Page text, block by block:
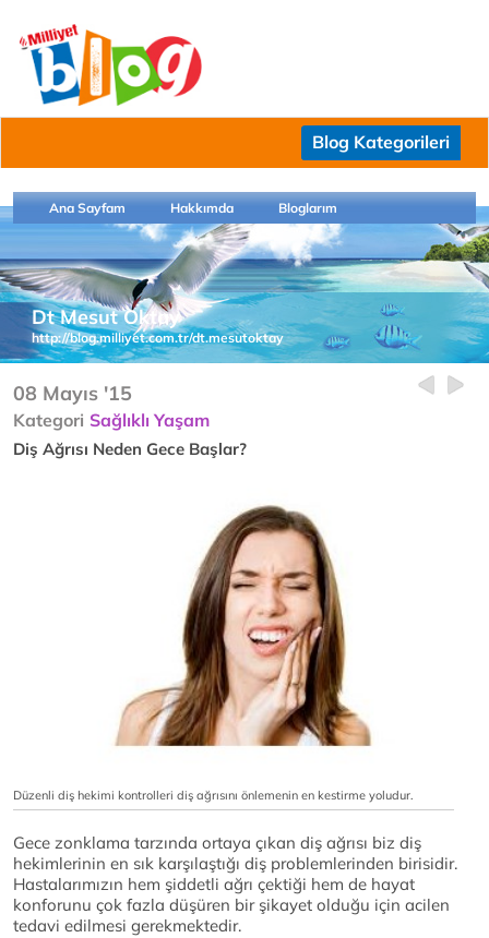
Blog Kategorileri
Ana Sayfam Hakkımda Bloglarım
Dt Mesut Oktay
http://blog.milliyet.com.tr/dt.mesutoktay
08 Mayıs '15
Kategori Sağlıklı Yaşam
Diş Ağrısı Neden Gece Başlar?
Düzenli diş hekimi kontrolleri diş ağrısını önlemenin en kestirme yoludur.
Gece zonklama tarzında ortaya çıkan diş ağrısı biz diş
hekimlerinin en sık karşılaştığı diş problemlerinden birisidir.
Hastalarımızın hem şiddetli ağrı çektiği hem de hayat
konforunu çok fazla düşüren bir şikayet olduğu için acilen
tedavi edilmesi gerekmektedir.